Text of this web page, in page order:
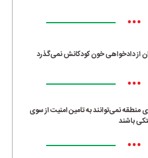
•••
از دادخواهی خون کودکانش نمی‌گذرد
•••
منطقه نمی‌توانند به تامین امنیت از سوی
باشند
•••